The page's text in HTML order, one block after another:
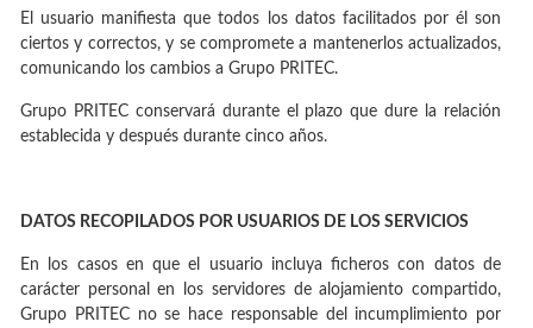
El usuario manifiesta que todos los datos facilitados por él son
ciertos y correctos, y se compromete a mantenerlos actualizados,
comunicando los cambios a Grupo PRITEC.
Grupo PRITEC conservará durante el plazo que dure la relación
establecida y después durante cinco años.
DATOS RECOPILADOS POR USUARIOS DE LOS SERVICIOS
En los casos en que el usuario incluya ficheros con datos de
carácter personal en los servidores de alojamiento compartido,
Grupo PRITEC no se hace responsable del incumplimiento por